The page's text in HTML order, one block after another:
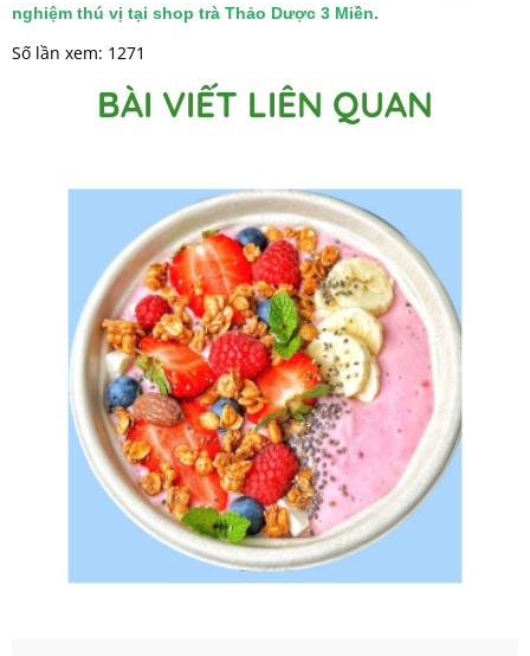
nghiệm thú vị tại shop trà Thảo Dược 3 Miền.
Số lần xem: 1271
BÀI VIẾT LIÊN QUAN